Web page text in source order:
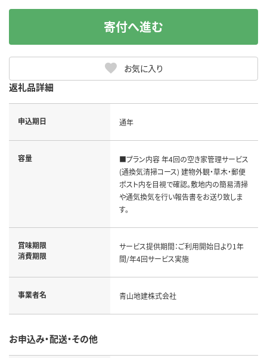
お気に入り
寄付へ進む
返礼品詳細
申込期日 通年
容量
■プラン内容 年4回の空き家管理サービス
(通換気清掃コース) 建物外観・草木・郵便
ポスト内を目視で確認。敷地内の簡易清掃
や通気換気を行い報告書をお送り致しま
す。
賞味期限
消費期限
サービス提供期間：ご利用開始日より1年
間/年4回サービス実施
事業者名 青山地建株式会社
お申込み・配送・その他